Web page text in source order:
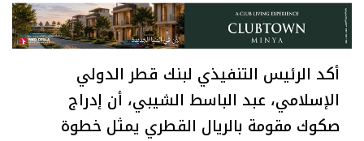
أكد الرئيس التنفيذي لبنك قطر الدولي
الإسلامي، عبد الباسط الشيبي، أن إدراج
صكوك مقومة بالريال القطري يمثل خطوة